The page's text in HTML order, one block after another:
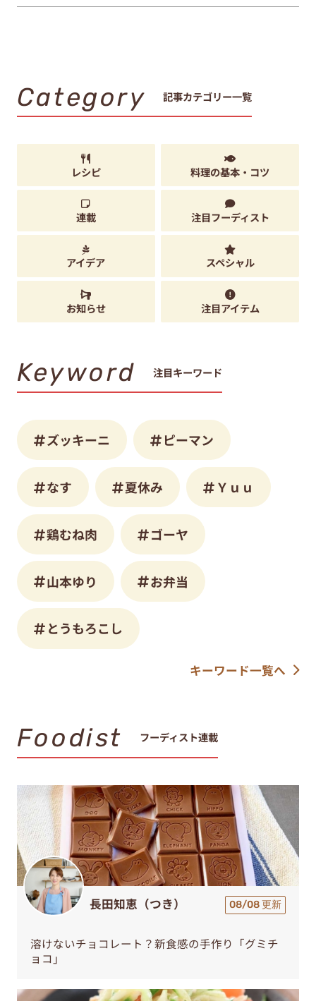
Category 記事カテゴリー一覧
レシピ 料理の基本・コツ
連載 注目フーディスト
アイデア スペシャル
お知らせ 注目アイテム
Keyword 注目キーワード
ズッキーニ ピーマン
なす 夏休み Ｙｕｕ
鶏むね肉 ゴーヤ
山本ゆり お弁当
とうもろこし
キーワード一覧へ
Foodist フーディスト連載
長田知恵（つき） 08/08 更新
溶けないチョコレート？新食感の手作り「グミチ
ョコ」